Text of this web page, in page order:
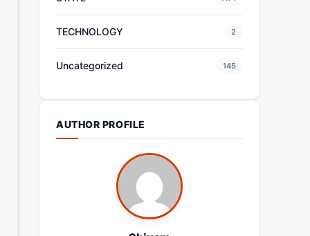
TECHNOLOGY 2
Uncategorized 145
AUTHOR PROFILE